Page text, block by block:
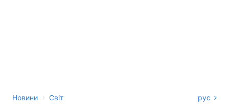
Новини › Світ рус